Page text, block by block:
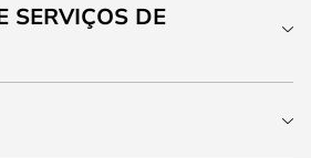
SERVIÇOS DE